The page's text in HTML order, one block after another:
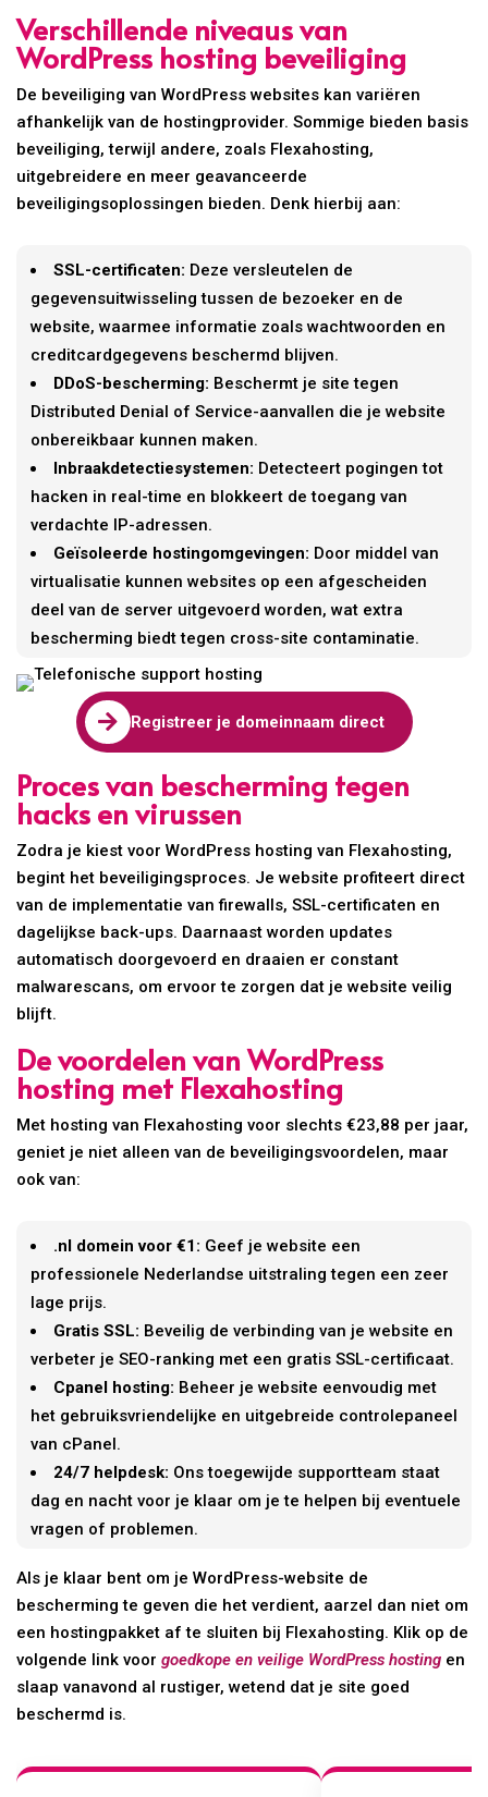
Verschillende niveaus van
WordPress hosting beveiliging
De beveiliging van WordPress websites kan variëren
afhankelijk van de hostingprovider. Sommige bieden basis
beveiliging, terwijl andere, zoals Flexahosting,
uitgebreidere en meer geavanceerde
beveiligingsoplossingen bieden. Denk hierbij aan:
SSL-certificaten: Deze versleutelen de
gegevensuitwisseling tussen de bezoeker en de
website, waarmee informatie zoals wachtwoorden en
creditcardgegevens beschermd blijven.
DDoS-bescherming: Beschermt je site tegen
Distributed Denial of Service-aanvallen die je website
onbereikbaar kunnen maken.
Inbraakdetectiesystemen: Detecteert pogingen tot
hacken in real-time en blokkeert de toegang van
verdachte IP-adressen.
Geïsoleerde hostingomgevingen: Door middel van
virtualisatie kunnen websites op een afgescheiden
deel van de server uitgevoerd worden, wat extra
bescherming biedt tegen cross-site contaminatie.
 Registreer je domeinnaam direct
Proces van bescherming tegen
hacks en virussen
Zodra je kiest voor WordPress hosting van Flexahosting,
begint het beveiligingsproces. Je website profiteert direct
van de implementatie van firewalls, SSL-certificaten en
dagelijkse back-ups. Daarnaast worden updates
automatisch doorgevoerd en draaien er constant
malwarescans, om ervoor te zorgen dat je website veilig
blijft.
De voordelen van WordPress
hosting met Flexahosting
Met hosting van Flexahosting voor slechts €23,88 per jaar,
geniet je niet alleen van de beveiligingsvoordelen, maar
ook van:
.nl domein voor €1: Geef je website een
professionele Nederlandse uitstraling tegen een zeer
lage prijs.
Gratis SSL: Beveilig de verbinding van je website en
verbeter je SEO-ranking met een gratis SSL-certificaat.
Cpanel hosting: Beheer je website eenvoudig met
het gebruiksvriendelijke en uitgebreide controlepaneel
van cPanel.
24/7 helpdesk: Ons toegewijde supportteam staat
dag en nacht voor je klaar om je te helpen bij eventuele
vragen of problemen.
Als je klaar bent om je WordPress-website de
bescherming te geven die het verdient, aarzel dan niet om
een hostingpakket af te sluiten bij Flexahosting. Klik op de
volgende link voorgoedkope en veilige WordPress hosting en
slaap vanavond al rustiger, wetend dat je site goed
beschermd is.